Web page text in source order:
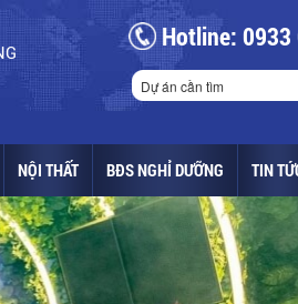
Hotline: 0933
NỘI THẤT BĐS NGHỈ DƯỠNG TIN